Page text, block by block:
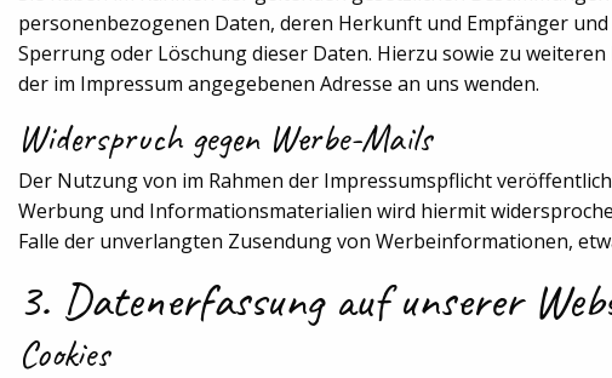
personenbezogenen Daten, deren Herkunft und Empfänger
Sperrung oder Löschung dieser Daten. Hierzu sowie zu
der im Impressum angegebenen Adresse an uns wenden.
Widerspruch gegen Werbe-Mails
Der Nutzung von im Rahmen der Impressumspflicht
Werbung und Informationsmaterialien wird hiermit
Falle der unverlangten Zusendung von Werbeinformationen,
3. Datenerfassung auf unserer
Cookies